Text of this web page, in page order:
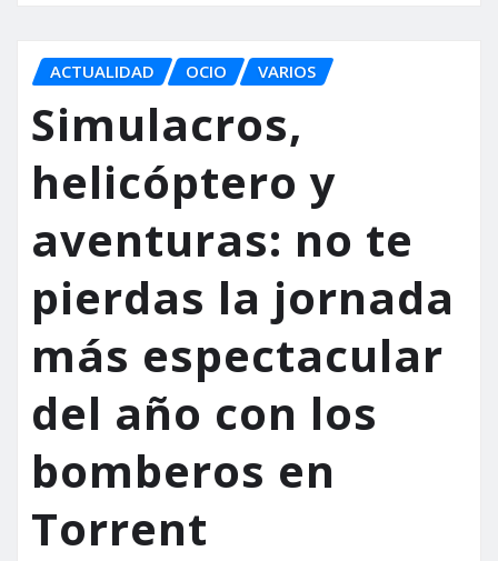
ACTUALIDAD OCIO VARIOS
Simulacros,
helicóptero y
aventuras: no te
pierdas la jornada
más espectacular
del año con los
bomberos en
Torrent